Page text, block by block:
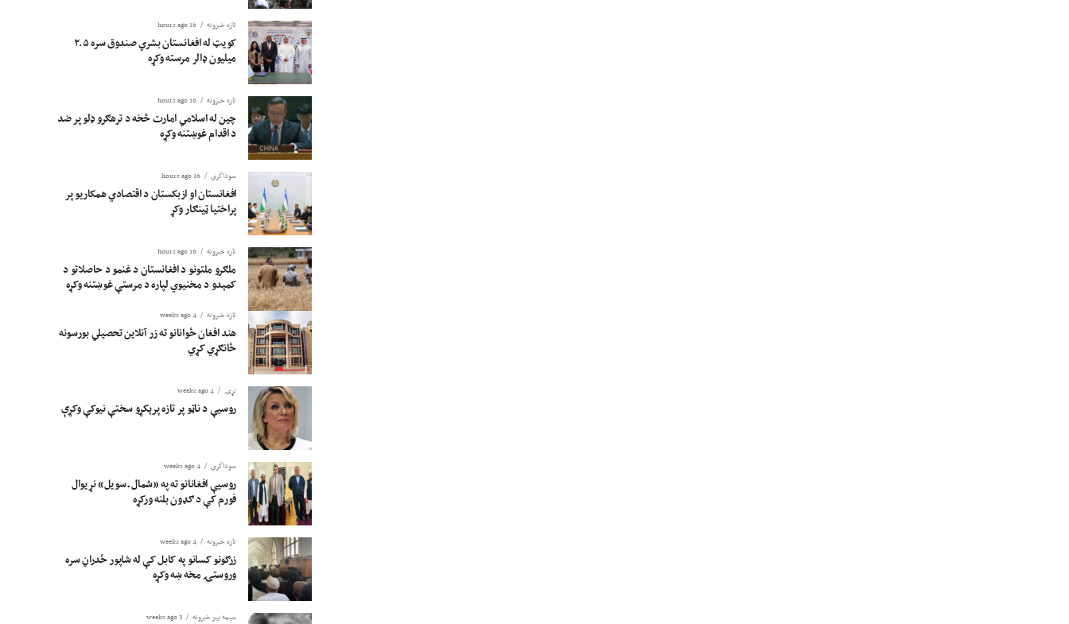
تازه خبرونه 16 hours ago
کویټ له افغانستان بشري صندوق سره ۲.۵
میلیون ډالر مرسته وکړه
تازه خبرونه 16 hours ago
چین له اسلامي امارت څخه د ترهګرو ډلو پر ضد
د اقدام غوښتنه وکړه
سوداگري 16 hours ago
افغانستان او ازبکستان د اقتصادي همکاریو پر
پراختیا ټینګار وکړ
تازه خبرونه 16 hours ago
ملګرو ملتونو د افغانستان د غنمو د حاصلاتو د
کمېدو د مخنیوي لپاره د مرستې غوښتنه وکړه
تازه خبرونه 4 weeks ago
هند افغان ځوانانو ته زر آنلاین تحصیلي بورسونه
ځانګړي کړي
نړۍ 4 weeks ago
روسیې د ناټو پر تازه پرېکړو سختې نیوکې وکړې
سوداگري 4 weeks ago
روسیې افغانانو ته په «شمال ـ سویل» نړیوال
فورم کې د ګډون بلنه ورکړه
تازه خبرونه 4 weeks ago
زرګونو کسانو په کابل کې له شاپور ځدراڼ سره
وروستۍ مخه ښه وکړه
سیمه ییز خبرونه 3 weeks ago